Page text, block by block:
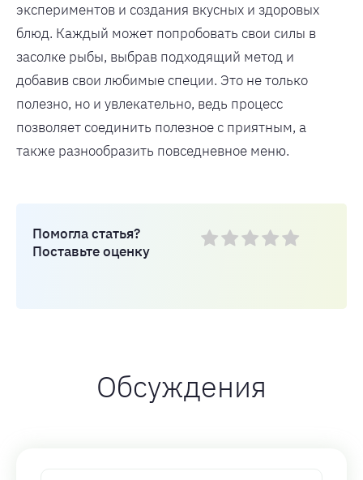
экспериментов и создания вкусных и здоровых
блюд. Каждый может попробовать свои силы в
засолке рыбы, выбрав подходящий метод и
добавив свои любимые специи. Это не только
полезно, но и увлекательно, ведь процесс
позволяет соединить полезное с приятным, а
также разнообразить повседневное меню.
Помогла статья?
Поставьте оценку
Обсуждения